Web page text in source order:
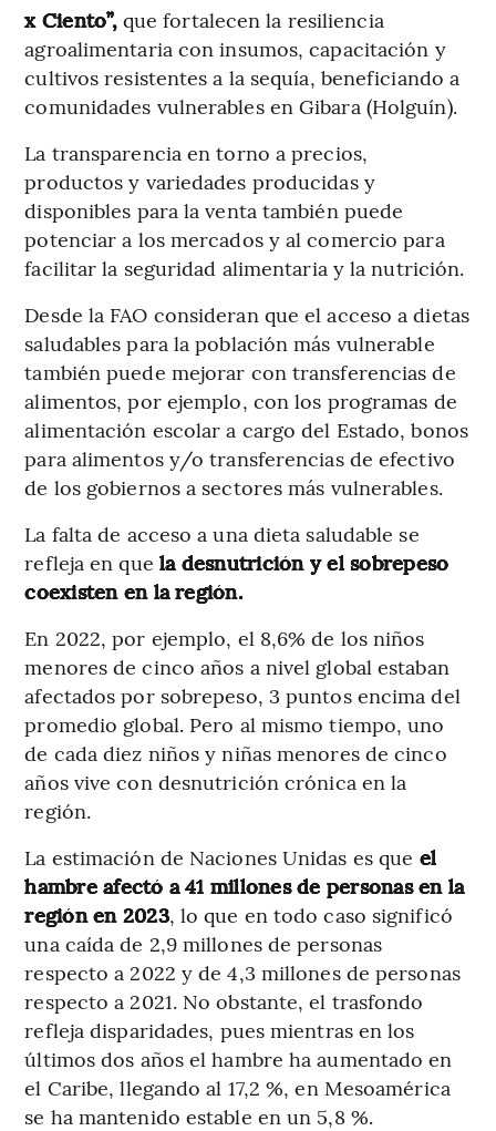
x Ciento”,que fortalecen la resiliencia
agroalimentaria con insumos, capacitación y
cultivos resistentes a la sequía, beneficiando a
comunidades vulnerables en Gibara (Holguín).
La transparencia en torno a precios,
productos y variedades producidas y
disponibles para la venta también puede
potenciar a los mercados y al comercio para
facilitar la seguridad alimentaria y la nutrición.
Desde la FAO consideran que el acceso a dietas
saludables para la población más vulnerable
también puede mejorar con transferencias de
alimentos, por ejemplo, con los programas de
alimentación escolar a cargo del Estado, bonos
para alimentos y/o transferencias de efectivo
de los gobiernos a sectores más vulnerables.
La falta de acceso a una dieta saludable se
refleja en que la desnutrición y el sobrepeso
coexisten en la región.
En 2022, por ejemplo, el 8,6% de los niños
menores de cinco años a nivel global estaban
afectados por sobrepeso, 3 puntos encima del
promedio global. Pero al mismo tiempo, uno
de cada diez niños y niñas menores de cinco
años vive con desnutrición crónica en la
región.
La estimación de Naciones Unidas es que el
hambre afectó a 41 millones de personas en la
región en 2023, lo que en todo caso significó
una caída de 2,9 millones de personas
respecto a 2022 y de 4,3 millones de personas
respecto a 2021. No obstante, el trasfondo
refleja disparidades, pues mientras en los
últimos dos años el hambre ha aumentado en
el Caribe, llegando al 17,2 %, en Mesoamérica
se ha mantenido estable en un 5,8 %.